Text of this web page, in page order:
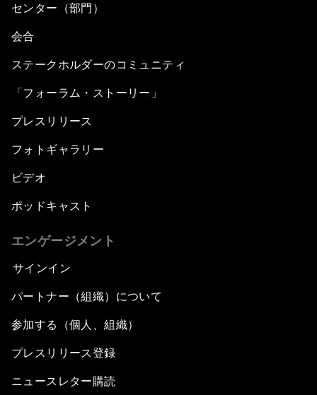
センター（部門）
会合
ステークホルダーのコミュニティ
「フォーラム・ストーリー」
プレスリリース
フォトギャラリー
ビデオ
ポッドキャスト
エンゲージメント
サインイン
パートナー（組織）について
参加する（個人、組織）
プレスリリース登録
ニュースレター購読